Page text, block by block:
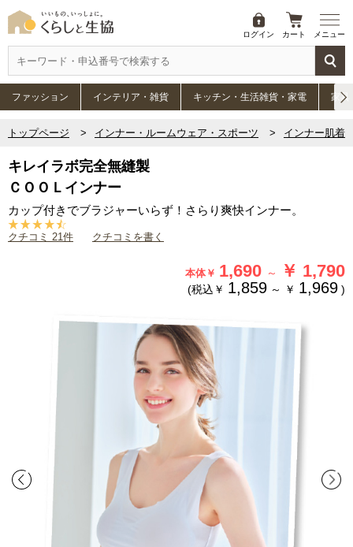
ログイン カート メニュー
ファッション インテリア・雑貨 キッチン・生活雑貨・家電 家具
トップページ インナー・ルームウェア・スポーツ インナー肌着
キレイラボ完全無縫製
ＣＯＯＬインナー
カップ付きでブラジャーいらず！さらり爽快インナー。
クチコミ 21件 クチコミを書く
本体￥ 1,690 ～ ￥ 1,790
(税込￥ 1,859 ～ ￥ 1,969 )